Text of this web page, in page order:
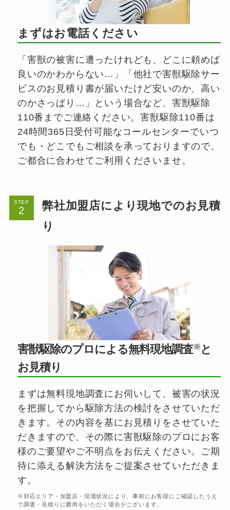
まずはお電話ください
「害獣の被害に遭ったけれども、どこに頼めば
良いのかわからない…」「他社で害獣駆除サー
ビスのお見積り書が届いたけど安いのか、高い
のかさっぱり…」という場合など、害獣駆除
110番までご連絡ください。害獣駆除110番は
24時間365日受付可能なコールセンターでいつ
でも・どこでもご相談を承っておりますので、
ご都合に合わせてご利用くださいませ。
STEP
弊社加盟店により現地でのお見積
り
害獣駆除のプロによる無料現地調査※と
お見積り
まずは無料現地調査にお伺いして、被害の状況
を把握してから駆除方法の検討をさせていただ
きます。その内容を基にお見積りをさせていた
だきますので、その際に害獣駆除のプロにお客
様のご要望やご不明点をお伝えください。ご期
待に添える解決方法をご提案させていただきま
す。
※対応エリア・加盟店・現場状況により、事前にお客様にご確認したうえ
で調査・見積りに費用をいただく場合がございます。